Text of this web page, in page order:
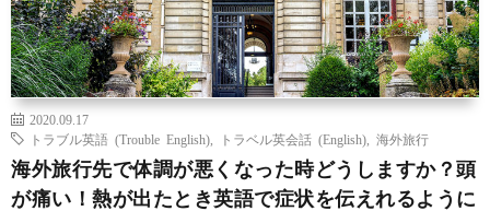
2020.09.17
トラブル英語 (Trouble English)
トラベル英会話 (English) 海外旅行
海外旅行先で体調が悪くなった時どうしますか？頭
が痛い！熱が出たとき英語で症状を伝えれるように